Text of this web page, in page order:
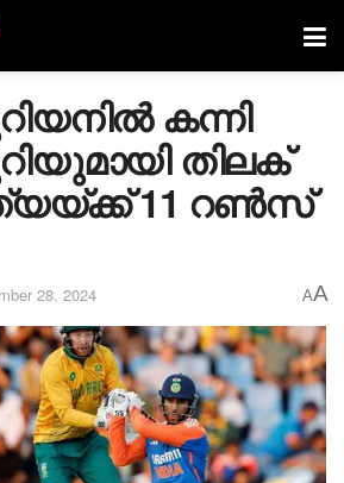
കന്നി
തിലക്
11 റൺസ്
28, 2024 AA